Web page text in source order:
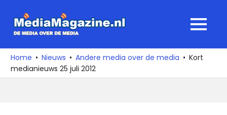
naar
media
over
de
MENU
Home Nieuws Andere media over de media
Kort
medianieuws 25 juli 2012